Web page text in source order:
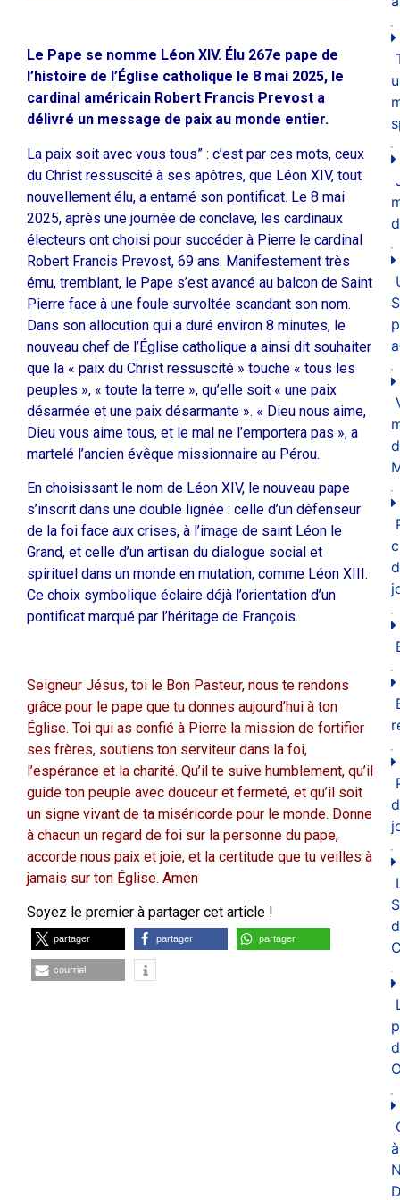
Le Pape se nomme Léon XIV. Élu 267e pape de
l’histoire de l’Église catholique le 8 mai 2025, le
cardinal américain Robert Francis Prevost a
délivré un message de paix au monde entier.
La paix soit avec vous tous” : c’est par ces mots, ceux
du Christ ressuscité à ses apôtres, que Léon XIV, tout
nouvellement élu, a entamé son pontificat. Le 8 mai
2025, après une journée de conclave, les cardinaux
électeurs ont choisi pour succéder à Pierre le cardinal
Robert Francis Prevost, 69 ans. Manifestement très
ému, tremblant, le Pape s’est avancé au balcon de Saint
Pierre face à une foule survoltée scandant son nom.
Dans son allocution qui a duré environ 8 minutes, le
nouveau chef de l’Église catholique a ainsi dit souhaiter
que la « paix du Christ ressuscité » touche « tous les
peuples », « toute la terre », qu’elle soit « une paix
désarmée et une paix désarmante ». « Dieu nous aime,
Dieu vous aime tous, et le mal ne l’emportera pas », a
martelé l’ancien évêque missionnaire au Pérou.
En choisissant le nom de Léon XIV, le nouveau pape
s’inscrit dans une double lignée : celle d’un défenseur
de la foi face aux crises, à l’image de saint Léon le
Grand, et celle d’un artisan du dialogue social et
spirituel dans un monde en mutation, comme Léon XIII.
Ce choix symbolique éclaire déjà l’orientation d’un
pontificat marqué par l’héritage de François.
Seigneur Jésus, toi le Bon Pasteur, nous te rendons
grâce pour le pape que tu donnes aujourd’hui à ton
Église. Toi qui as confié à Pierre la mission de fortifier
ses frères, soutiens ton serviteur dans la foi,
l’espérance et la charité. Qu’il te suive humblement, qu’il
guide ton peuple avec douceur et fermeté, et qu’il soit
un signe vivant de ta miséricorde pour le monde. Donne
à chacun un regard de foi sur la personne du pape,
accorde nous paix et joie, et la certitude que tu veilles à
jamais sur ton Église. Amen
Soyez le premier à partager cet article !
partager partager partager
courriel
à